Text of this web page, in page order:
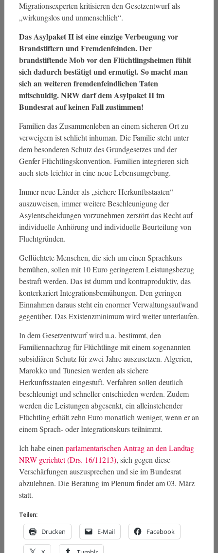
Migrationsexperten kritisieren den Gesetzentwurf als
„wirkungslos und unmenschlich“.
Das Asylpaket II ist eine einzige Verbeugung vor
Brandstiftern und Fremdenfeinden. Der
brandstiftende Mob vor den Flüchtlingsheimen fühlt
sich dadurch bestätigt und ermutigt. So macht man
sich an weiteren fremdenfeindlichen Taten
mitschuldig. NRW darf dem Asylpaket II im
Bundesrat auf keinen Fall zustimmen!
Familien das Zusammenleben an einem sicheren Ort zu
verweigern ist schlicht inhuman. Die Familie steht unter
dem besonderen Schutz des Grundgesetzes und der
Genfer Flüchtlingskonvention. Familien integrieren sich
auch stets leichter in eine neue Lebensumgebung.
Immer neue Länder als „sichere Herkunftsstaaten“
auszuweisen, immer weitere Beschleunigung der
Asylentscheidungen vorzunehmen zerstört das Recht auf
individuelle Anhörung und individuelle Beurteilung von
Fluchtgründen.
Geflüchtete Menschen, die sich um einen Sprachkurs
bemühen, sollen mit 10 Euro geringerem Leistungsbezug
bestraft werden. Das ist dumm und kontraproduktiv, das
konterkariert Integrationsbemühungen. Den geringen
Einnahmen daraus steht ein enormer Verwaltungsaufwand
gegenüber. Das Existenzminimum wird weiter unterlaufen.
In dem Gesetzentwurf wird u.a. bestimmt, den
Familiennachzug für Flüchtlinge mit einem sogenannten
subsidiären Schutz für zwei Jahre auszusetzen. Algerien,
Marokko und Tunesien werden als sichere
Herkunftsstaaten eingestuft. Verfahren sollen deutlich
beschleunigt und schneller entschieden werden. Zudem
werden die Leistungen abgesenkt, ein alleinstehender
Flüchtling erhält zehn Euro monatlich weniger, wenn er an
einem Sprach- oder Integrationskurs teilnimmt.
Ich habe einen parlamentarischen Antrag an den Landtag
NRW gerichtet (Drs. 16/11213), sich gegen diese
Verschärfungen auszusprechen und sie im Bundesrat
abzulehnen. Die Beratung im Plenum findet am 03. März
statt.
Teilen:
Drucken E-Mail Facebook